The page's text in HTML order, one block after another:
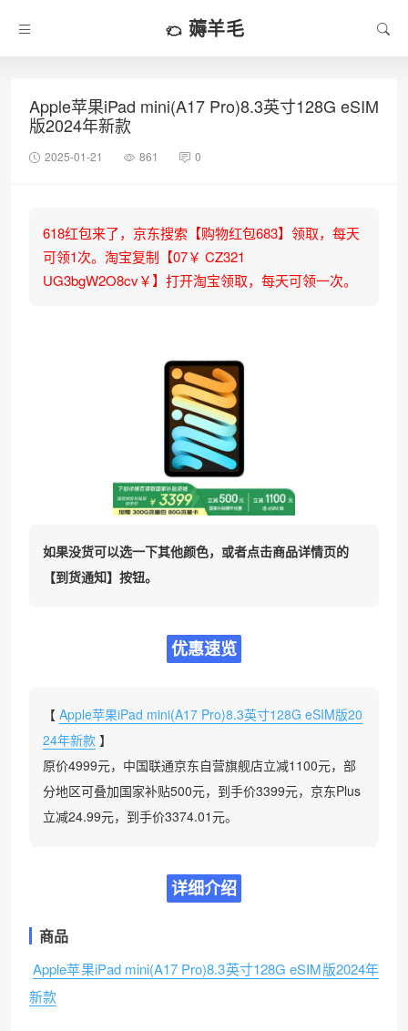
薅羊毛
Apple苹果iPad mini(A17 Pro)8.3英寸128G eSIM
版2024年新款
2025-01-21 861 0
618红包来了，京东搜索【购物红包683】领取，每天
可领1次。淘宝复制【07￥ CZ321
UG3bgW2O8cv￥】打开淘宝领取，每天可领一次。
如果没货可以选一下其他颜色，或者点击商品详情页的
【到货通知】按钮。
优惠速览
【 Apple苹果iPad mini(A17 Pro)8.3英寸128G eSIM版20
24年新款 】
原价4999元，中国联通京东自营旗舰店立减1100元，部
分地区可叠加国家补贴500元，到手价3399元，京东Plus
立减24.99元，到手价3374.01元。
详细介绍
商品
Apple苹果iPad mini(A17 Pro)8.3英寸128G eSIM版2024年
新款